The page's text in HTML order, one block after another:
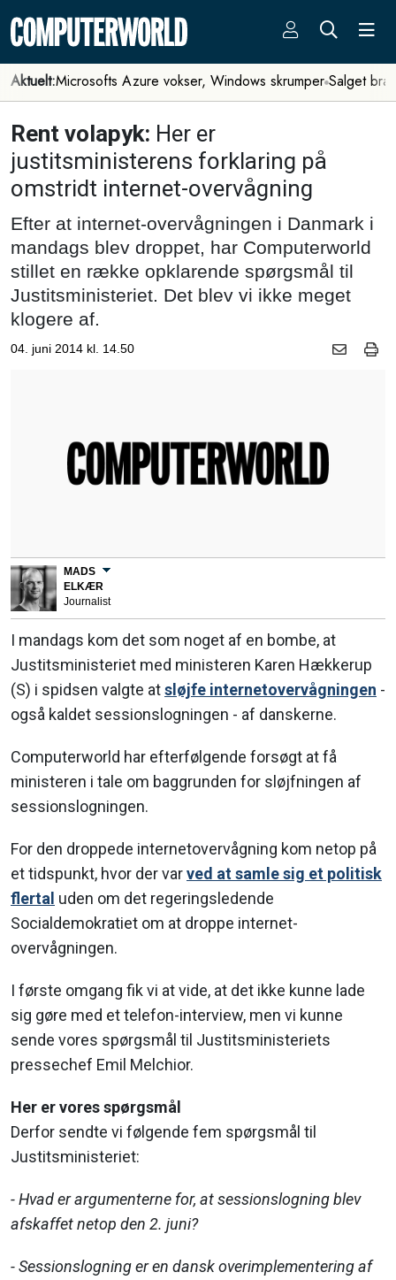
Aktuelt:Microsofts Azure vokser, Windows skrumper Salget
Rent volapyk: Her er
justitsministerens forklaring på
omstridt internet-overvågning
Efter at internet-overvågningen i Danmark i
mandags blev droppet, har Computerworld
stillet en række opklarende spørgsmål til
Justitsministeriet. Det blev vi ikke meget
klogere af.
04. juni 2014 kl. 14.50
MADS
ELKÆR
Journalist
I mandags kom det som noget af en bombe, at
Justitsministeriet med ministeren Karen Hækkerup
(S) i spidsen valgte atsløjfe internetovervågningen -
også kaldet sessionslogningen - af danskerne.
Computerworld har efterfølgende forsøgt at få
ministeren i tale om baggrunden for sløjfningen af
sessionslogningen.
For den droppede internetovervågning kom netop på
et tidspunkt, hvor der varved at samle sig et politisk
flertal uden om det regeringsledende
Socialdemokratiet om at droppe internet-
overvågningen.
I første omgang fik vi at vide, at det ikke kunne lade
sig gøre med et telefon-interview, men vi kunne
sende vores spørgsmål til Justitsministeriets
pressechef Emil Melchior.
Her er vores spørgsmål
Derfor sendte vi følgende fem spørgsmål til
Justitsministeriet:
- Hvad er argumenterne for, at sessionslogning blev
afskaffet netop den 2. juni?
- Sessionslogning er en dansk overimplementering af